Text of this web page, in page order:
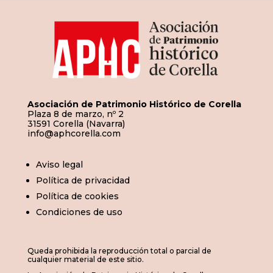
Asociación de Patrimonio Histórico de Corella
Plaza 8 de marzo, nº 2
31591 Corella (Navarra)
info@aphcorella.com
Aviso legal
Política de privacidad
Política de cookies
Condiciones de uso
Queda prohibida la reproducción total o parcial de
cualquier material de este sitio.